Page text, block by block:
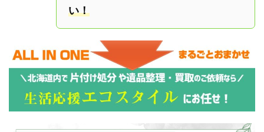
い！